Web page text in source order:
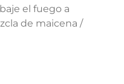
el fuego a
de maicena /